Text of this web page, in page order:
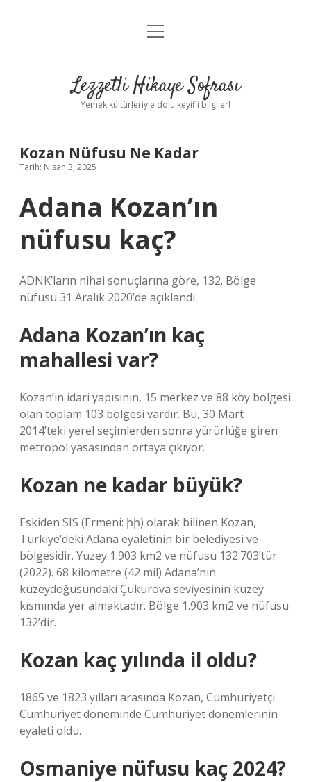
Anasayfa
Yasal Uyarı
menüyü
Lezzetli Hikaye Sofrası
Yemek kültürleriyle dolu keyifli bilgiler!
Kozan Nüfusu Ne Kadar
Tarih: Nisan 3, 2025
Adana Kozan’ın
nüfusu kaç?
ADNK’ların nihai sonuçlarına göre, 132. Bölge
nüfusu 31 Aralık 2020’de açıklandı.
Adana Kozan’ın kaç
mahallesi var?
Kozan’ın idari yapısının, 15 merkez ve 88 köy bölgesi
olan toplam 103 bölgesi vardır. Bu, 30 Mart
2014’teki yerel seçimlerden sonra yürürlüğe giren
metropol yasasından ortaya çıkıyor.
Kozan ne kadar büyük?
Eskiden SIS (Ermeni: իի) olarak bilinen Kozan,
Türkiye’deki Adana eyaletinin bir belediyesi ve
bölgesidir. Yüzey 1.903 km2 ve nüfusu 132.703’tür
(2022). 68 kilometre (42 mil) Adana’nın
kuzeydoğusundaki Çukurova seviyesinin kuzey
kısmında yer almaktadır. Bölge 1.903 km2 ve nüfusu
132’dir.
Kozan kaç yılında il oldu?
1865 ve 1823 yılları arasında Kozan, Cumhuriyetçi
Cumhuriyet döneminde Cumhuriyet dönemlerinin
eyaleti oldu.
Osmaniye nüfusu kaç 2024?